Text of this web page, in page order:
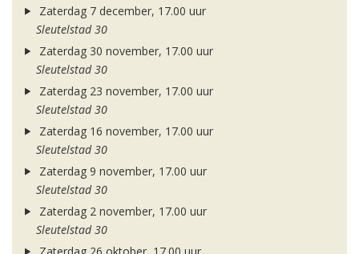
Zaterdag 7 december, 17.00 uur
Sleutelstad 30
Zaterdag 30 november, 17.00 uur
Sleutelstad 30
Zaterdag 23 november, 17.00 uur
Sleutelstad 30
Zaterdag 16 november, 17.00 uur
Sleutelstad 30
Zaterdag 9 november, 17.00 uur
Sleutelstad 30
Zaterdag 2 november, 17.00 uur
Sleutelstad 30